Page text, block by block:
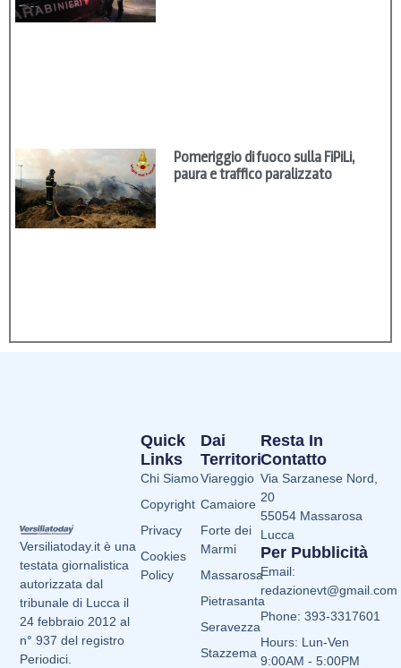
Pomeriggio di fuoco sulla FiPiLi,
paura e traffico paralizzato
Versiliatoday.it è una
testata giornalistica
autorizzata dal
tribunale di Lucca il
24 febbraio 2012 al
n° 937 del registro
Periodici.
Dai
Territori
Viareggio
Camaiore
Forte dei
Marmi
Massarosa
Pietrasanta
Seravezza
Stazzema
Quick
Links
Chi Siamo
Copyright
Privacy
Cookies
Policy
Resta In
Contatto
Via Sarzanese Nord,
20
55054 Massarosa
Lucca
Per Pubblicità
Email:
redazionevt@gmail.com
Phone: 393-3317601
Hours: Lun-Ven
9:00AM - 5:00PM